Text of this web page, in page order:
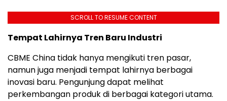
SCROLL TO RESUME CONTENT
Tempat Lahirnya Tren Baru Industri
CBME China tidak hanya mengikuti tren pasar,
namun juga menjadi tempat lahirnya berbagai
inovasi baru. Pengunjung dapat melihat
perkembangan produk di berbagai kategori utama.